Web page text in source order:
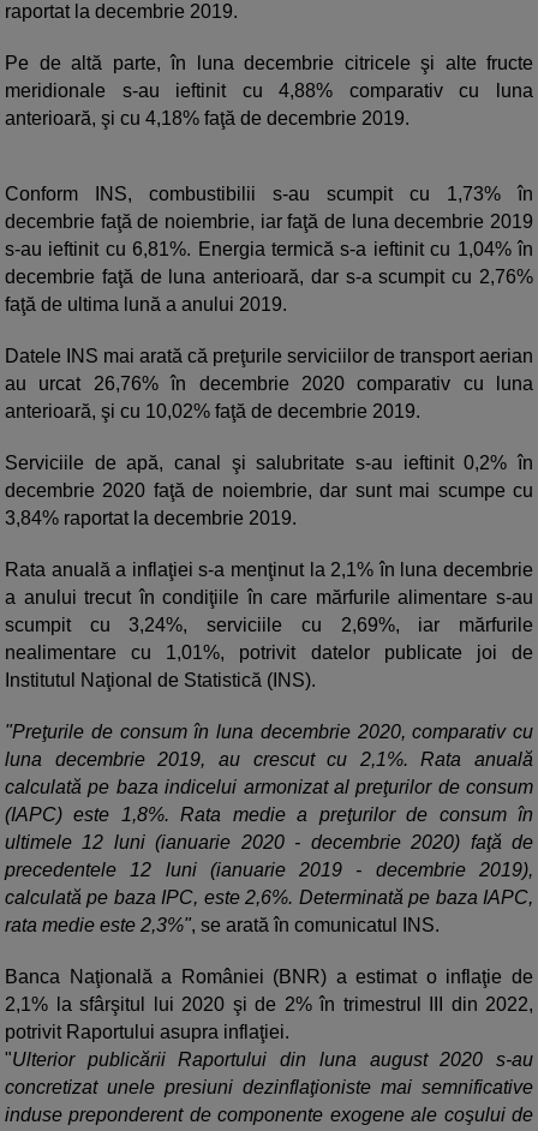
raportat la decembrie 2019.
Pe de altă parte, în luna decembrie citricele şi alte fructe
meridionale s-au ieftinit cu 4,88% comparativ cu luna
anterioară, şi cu 4,18% faţă de decembrie 2019.
Conform INS, combustibilii s-au scumpit cu 1,73% în
decembrie faţă de noiembrie, iar faţă de luna decembrie 2019
s-au ieftinit cu 6,81%. Energia termică s-a ieftinit cu 1,04% în
decembrie faţă de luna anterioară, dar s-a scumpit cu 2,76%
faţă de ultima lună a anului 2019.
Datele INS mai arată că preţurile serviciilor de transport aerian
au urcat 26,76% în decembrie 2020 comparativ cu luna
anterioară, şi cu 10,02% faţă de decembrie 2019.
Serviciile de apă, canal şi salubritate s-au ieftinit 0,2% în
decembrie 2020 faţă de noiembrie, dar sunt mai scumpe cu
3,84% raportat la decembrie 2019.
Rata anuală a inflaţiei s-a menţinut la 2,1% în luna decembrie
a anului trecut în condiţiile în care mărfurile alimentare s-au
scumpit cu 3,24%, serviciile cu 2,69%, iar mărfurile
nealimentare cu 1,01%, potrivit datelor publicate joi de
Institutul Naţional de Statistică (INS).
"Preţurile de consum în luna decembrie 2020, comparativ cu
luna decembrie 2019, au crescut cu 2,1%. Rata anuală
calculată pe baza indicelui armonizat al preţurilor de consum
(IAPC) este 1,8%. Rata medie a preţurilor de consum în
ultimele 12 luni (ianuarie 2020 - decembrie 2020) faţă de
precedentele 12 luni (ianuarie 2019 - decembrie 2019),
calculată pe baza IPC, este 2,6%. Determinată pe baza IAPC,
rata medie este 2,3%", se arată în comunicatul INS.
Banca Naţională a României (BNR) a estimat o inflaţie de
2,1% la sfârşitul lui 2020 şi de 2% în trimestrul III din 2022,
potrivit Raportului asupra inflaţiei.
"Ulterior publicării Raportului din luna august 2020 s-au
concretizat unele presiuni dezinflaţioniste mai semnificative
induse preponderent de componente exogene ale coşului de